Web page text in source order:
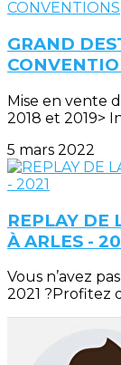
GRAND
Mise en vente
2018 et 2019>
5 mars 2022
REPLAY DE
À ARLES -
Vous n’avez
2021 ?Profitez